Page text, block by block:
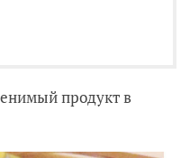
продукт в